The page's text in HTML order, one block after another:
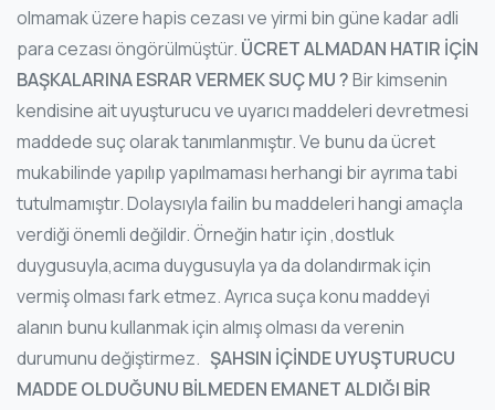
olmamak üzere hapis cezası ve yirmi bin güne kadar adli
para cezası öngörülmüştür. ÜCRET ALMADAN HATIR İÇİN
BAŞKALARINA ESRAR VERMEK SUÇ MU ?Bir kimsenin
kendisine ait uyuşturucu ve uyarıcı maddeleri devretmesi
maddede suç olarak tanımlanmıştır. Ve bunu da ücret
mukabilinde yapılıp yapılmaması herhangi bir ayrıma tabi
tutulmamıştır. Dolaysıyla failin bu maddeleri hangi amaçla
verdiği önemli değildir. Örneğin hatır için ,dostluk
duygusuyla,acıma duygusuyla ya da dolandırmak için
vermiş olması fark etmez. Ayrıca suça konu maddeyi
alanın bunu kullanmak için almış olması da verenin
durumunu değiştirmez. ŞAHSIN İÇİNDE UYUŞTURUCU
MADDE OLDUĞUNU BİLMEDEN EMANET ALDIĞI BİR